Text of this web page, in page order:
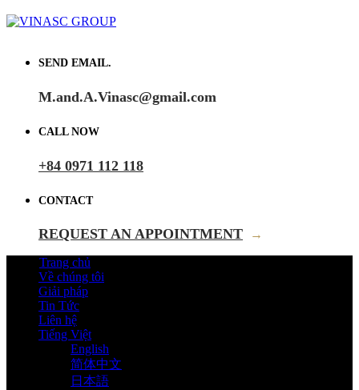
SEND EMAIL.
M.and.A.Vinasc@gmail.com
CALL NOW
+84 0971 112 118
CONTACT
REQUEST AN APPOINTMENT →
Trang chủ
Về chúng tôi
Giải pháp
Tin Tức
Liên hệ
Tiếng Việt
English
简体中文
日本語